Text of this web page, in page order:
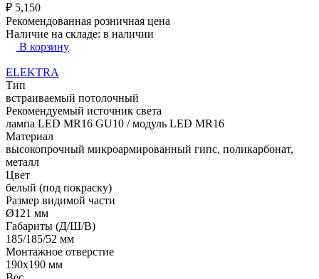
₽ 5,150
Рекомендованная розничная цена
Наличие на складе: в наличии
В корзину
ELEKTRA
Тип
встраиваемый потолочный
Рекомендуемый источник света
лампа LED MR16 GU10 / модуль LED MR16
Материал
высокопрочный микроармированный гипс, поликарбонат,
металл
Цвет
белый (под покраску)
Размер видимой части
Ø121 мм
Габариты (Д/Ш/В)
185/185/52 мм
Монтажное отверстие
190x190 мм